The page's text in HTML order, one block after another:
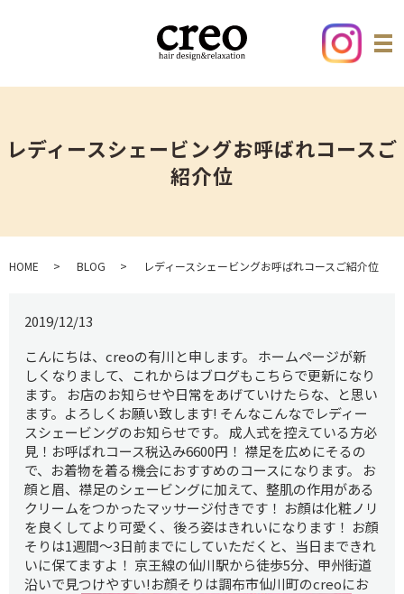
レディースシェービングお呼ばれコースご
紹介位
HOME BLOG レディースシェービングお呼ばれコースご紹介位
2019/12/13
こんにちは、creoの有川と申します。 ホームページが新
しくなりまして、これからはブログもこちらで更新になり
ます。 お店のお知らせや日常をあげていけたらな、と思い
ます。よろしくお願い致します! そんなこんなでレディー
スシェービングのお知らせです。 成人式を控えている方必
見！お呼ばれコース税込み6600円！ 襟足を広めにそるの
で、お着物を着る機会におすすめのコースになります。 お
顔と眉、襟足のシェービングに加えて、整肌の作用がある
クリームをつかったマッサージ付きです！ お顔は化粧ノリ
を良くしてより可愛く、後ろ姿はきれいになります！ お顔
そりは1週間～3日前までにしていただくと、当日まできれ
いに保てますよ！ 京王線の仙川駅から徒歩5分、甲州街道
沿いで見つけやすい!お顔そりは調布市仙川町のcreoにお